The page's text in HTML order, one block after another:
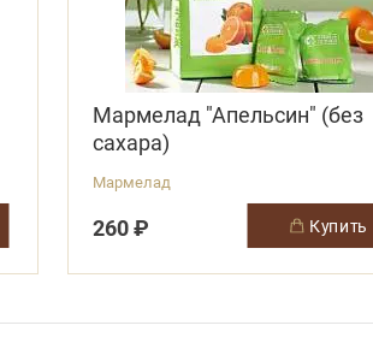
Мармелад "Апельсин" (без
сахара)
Мармелад
260 ₽ купить